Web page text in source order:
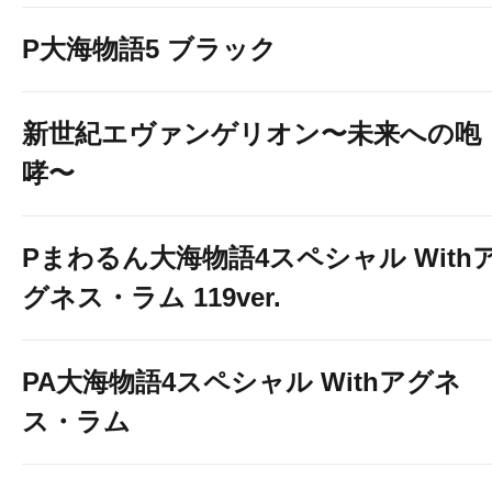
P大海物語5 ブラック
新世紀エヴァンゲリオン〜未来への咆
哮〜
Pまわるん大海物語4スペシャル With
グネス・ラム 119ver.
PA大海物語4スペシャル Withアグネ
ス・ラム